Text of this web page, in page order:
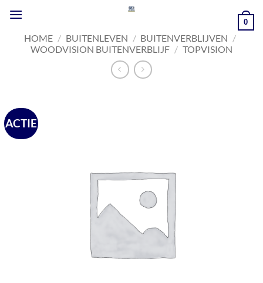
naar
inhoud
0
HOME / BUITENLEVEN / BUITENVERBLIJVEN /
WOODVISION BUITENVERBLIJF / TOPVISION
ACTIE